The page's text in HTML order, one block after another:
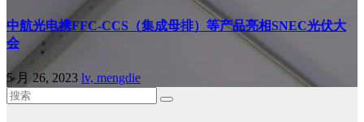
中航光电携FFC-CCS（集成母排）等产品亮相SNEC光伏大
会
5 月 26, 2023 lv, mengdie